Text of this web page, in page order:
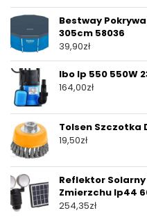
Bestway
305cm 58036
39,90zł
Ibo Ip 550 550W
164,00zł
Tolsen Szczotka
19,50zł
Reflektor Solarny
Zmierzchu Ip44
254,35zł